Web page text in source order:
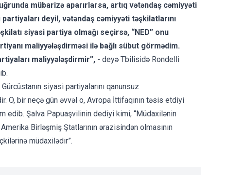
mübarizə aparırlarsa, artıq vətəndaş cəmiyyəti
deyil, vətəndaş cəmiyyəti təşkilatlarını
siyasi partiya olmağı seçirsə, “NED” onu
maliyyələşdirməsi ilə bağlı sübut görmədim.
maliyyələşdirmir”, - deyə Tbilisidə Rondelli
siyasi partiyalarını qanunsuz
O, bir neçə gün əvvəl o, Avropa İttifaqının təsis etdiyi
edib. Şalva Papuaşvilinin dediyi kimi, “Müdaxilənin
Birləşmiş Ştatlarının ərazisindən olmasının
müdaxilədir”.